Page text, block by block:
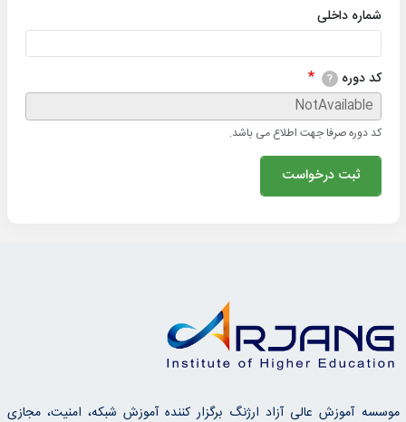
شماره داخلی
کد دوره ?
کد دوره صرفا جهت اطلاع می باشد.
موسسه آموزش عالی آزاد ارژنگ برگزار کننده آموزش شبکه، امنیت، مجازی